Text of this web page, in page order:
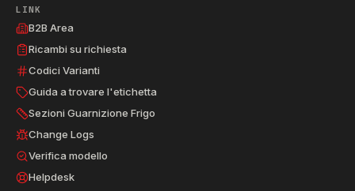
LINK
B2B Area
Ricambi su richiesta
Codici Varianti
Guida a trovare l'etichetta
Sezioni Guarnizione Frigo
Change Logs
Verifica modello
Helpdesk